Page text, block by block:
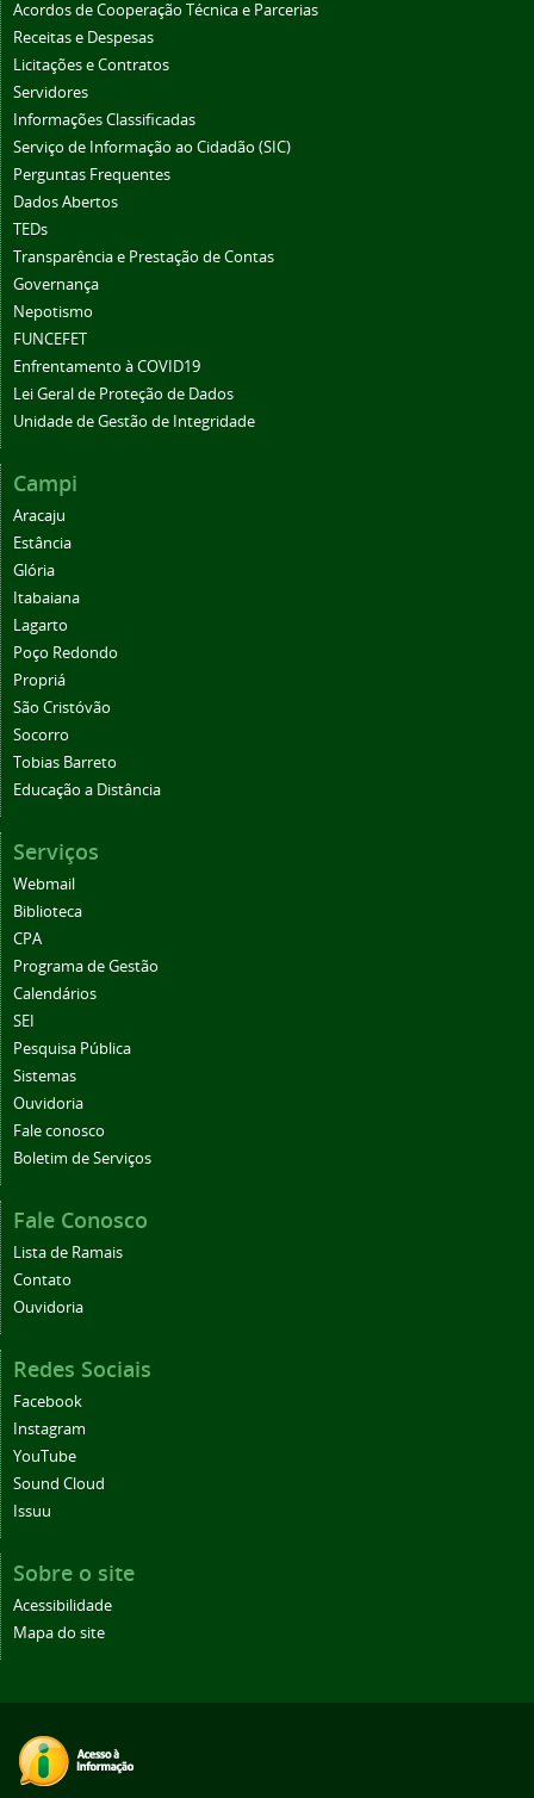
Acordos de Cooperação Técnica e Parcerias
Receitas e Despesas
Licitações e Contratos
Servidores
Informações Classificadas
Serviço de Informação ao Cidadão (SIC)
Perguntas Frequentes
Dados Abertos
TEDs
Transparência e Prestação de Contas
Governança
Nepotismo
FUNCEFET
Enfrentamento à COVID19
Lei Geral de Proteção de Dados
Unidade de Gestão de Integridade
Campi
Aracaju
Estância
Glória
Itabaiana
Lagarto
Poço Redondo
Propriá
São Cristóvão
Socorro
Tobias Barreto
Educação a Distância
Serviços
Webmail
Biblioteca
CPA
Programa de Gestão
Calendários
SEI
Pesquisa Pública
Sistemas
Ouvidoria
Fale conosco
Boletim de Serviços
Fale Conosco
Lista de Ramais
Contato
Ouvidoria
Redes Sociais
Facebook
Instagram
YouTube
Sound Cloud
Issuu
Sobre o site
Acessibilidade
Mapa do site